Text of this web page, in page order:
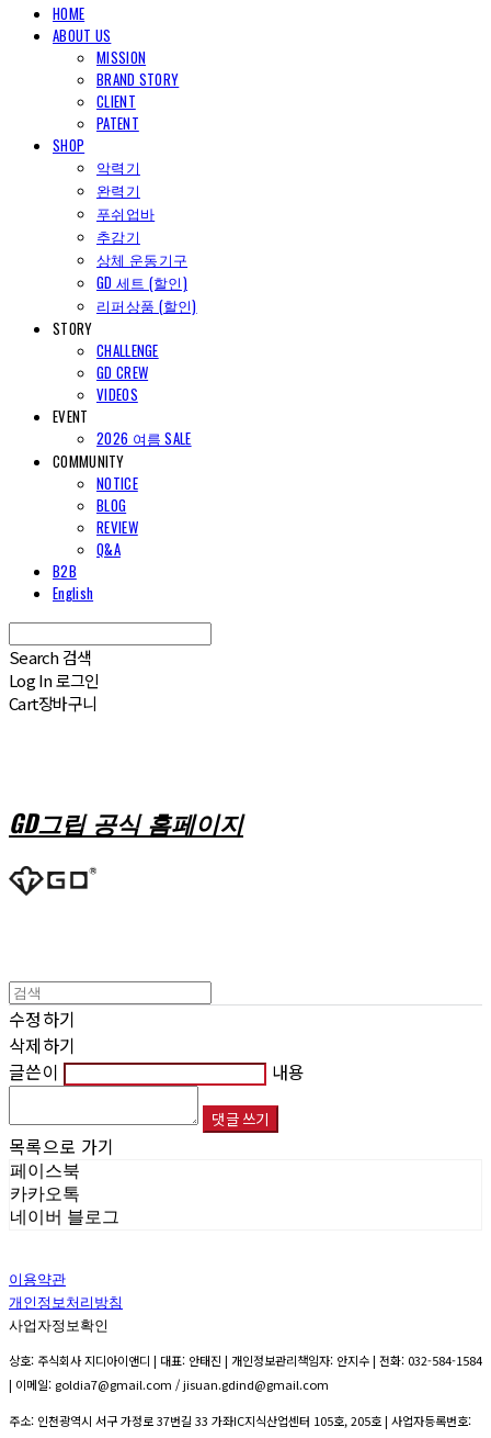
HOME
ABOUT US
MISSION
BRAND STORY
CLIENT
PATENT
SHOP
악력기
완력기
푸쉬업바
추감기
상체 운동기구
GD 세트 (할인)
리퍼상품 (할인)
STORY
CHALLENGE
GD CREW
VIDEOS
EVENT
2026 여름 SALE
COMMUNITY
NOTICE
BLOG
REVIEW
Q&A
B2B
English
Search 검색
Log In로그인
Cart장바구니
GD그립 공식 홈페이지
수정하기
삭제하기
글쓴이
내용
댓글 쓰기
목록으로 가기
페이스북
카카오톡
네이버 블로그
이용약관
개인정보처리방침
사업자정보확인
상호: 주식회사 지디아이앤디 | 대표: 안태진 | 개인정보관리책임자: 안지수 | 전화: 032-584-1584
| 이메일: goldia7@gmail.com / jisuan.gdind@gmail.com
주소: 인천광역시 서구 가정로 37번길 33 가좌IC지식산업센터 105호, 205호 | 사업자등록번호: